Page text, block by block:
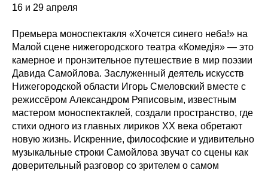
16 и 29 апреля
Премьера моноспектакля «Хочется синего неба!» на
Малой сцене нижегородского театра «Комедiя» — это
камерное и пронзительное путешествие в мир поэзии
Давида Самойлова. Заслуженный деятель искусств
Нижегородской области Игорь Смеловский вместе с
режиссёром Александром Ряписовым, известным
мастером моноспектаклей, создали пространство, где
стихи одного из главных лириков XX века обретают
новую жизнь. Искренние, философские и удивительно
музыкальные строки Самойлова звучат со сцены как
доверительный разговор со зрителем о самом